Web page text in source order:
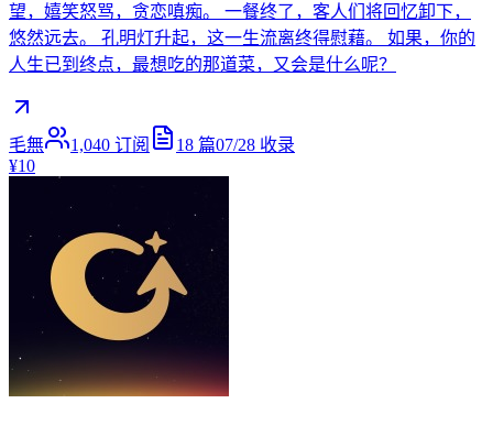
望，嬉笑怒骂，贪恋嗔痴。 一餐终了，客人们将回忆卸下，
悠然远去。 孔明灯升起，这一生流离终得慰藉。 如果，你的
人生已到终点，最想吃的那道菜，又会是什么呢？
毛無 1,040 订阅 18 篇07/28 收录
¥10